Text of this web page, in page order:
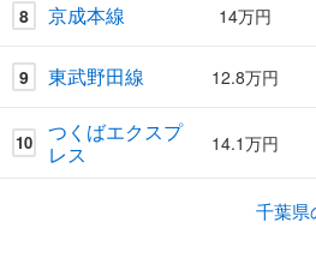
8 京成本線 14万円
9 東武野田線 12.8万円
10
つくばエクスプ
レス
14.1万円
千葉県